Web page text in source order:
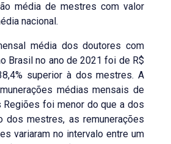
média de mestres com valor
nacional.
média dos doutores com
Brasil no ano de 2021 foi de R$
superior à dos mestres. A
médias mensais de
Regiões foi menor do que a dos
dos mestres, as remunerações
variaram no intervalo entre um